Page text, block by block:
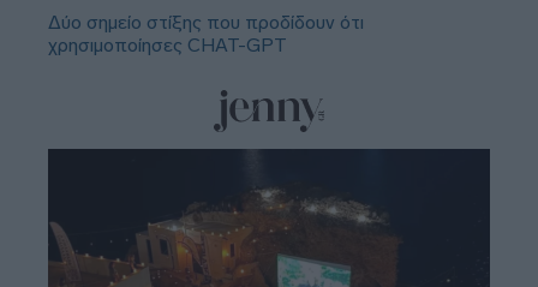
Δύο σημείο στίξης που προδίδουν ότι
χρησιμοποίησες CHAT-GPT